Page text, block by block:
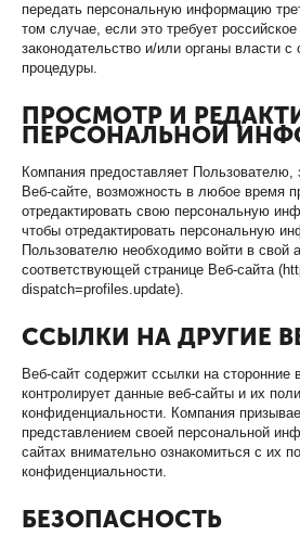
передать персональную информацию
том случае, если это требует
законодательство и/или органы власти
процедуры.
ПРОСМОТР И
ПЕРСОНАЛЬНОЙ
Компания предоставляет Пользователю,
Веб-сайте, возможность в любое время
отредактировать свою персональную
чтобы отредактировать персональную
Пользователю необходимо войти в свой
соответствующей странице Веб-сайта
dispatch=profiles.update).
ССЫЛКИ НА ДРУГИЕ
Веб-сайт содержит ссылки на сторонние
контролирует данные веб-сайты и их
конфиденциальности. Компания
представлением своей персональной
сайтах внимательно ознакомиться с их
конфиденциальности.
БЕЗОПАСНОСТЬ